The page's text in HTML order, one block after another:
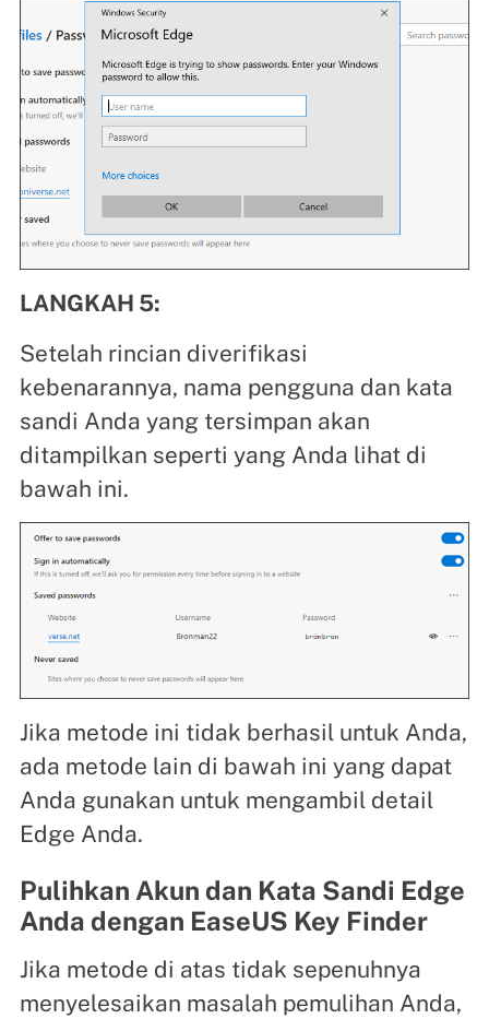
LANGKAH 5:
Setelah rincian diverifikasi
kebenarannya, nama pengguna dan kata
sandi Anda yang tersimpan akan
ditampilkan seperti yang Anda lihat di
bawah ini.
Jika metode ini tidak berhasil untuk Anda,
ada metode lain di bawah ini yang dapat
Anda gunakan untuk mengambil detail
Edge Anda.
Pulihkan Akun dan Kata Sandi Edge
Anda dengan EaseUS Key Finder
Jika metode di atas tidak sepenuhnya
menyelesaikan masalah pemulihan Anda,